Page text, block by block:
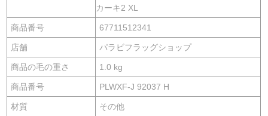
カーキ2 XL
商品番号 67711512341
店舗 パラビフラッグショップ
商品の毛の重さ 1.0 kg
商品番号 PLWXF-J 92037 H
材質 その他